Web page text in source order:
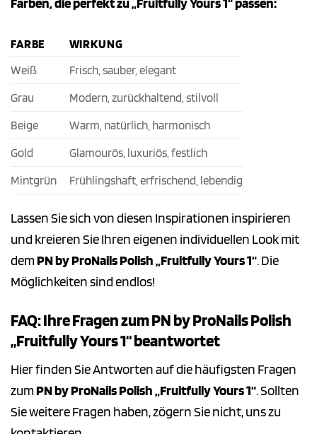
FARBE
WIRKUNG
Weiß
Frisch, sauber, elegant
Grau
Modern, zurückhaltend, stilvoll
Beige
Warm, natürlich, harmonisch
Gold
Glamourös, luxuriös, festlich
Mintgrün
Frühlingshaft, erfrischend, lebendig
Lassen Sie sich von diesen Inspirationen inspirieren
und kreieren Sie Ihren eigenen individuellen Look mit
demPN by ProNails Polish „Fruitfully Yours 1“. Die
Möglichkeiten sind endlos!
FAQ: Ihre Fragen zum PN by ProNails Polish
„Fruitfully Yours 1“ beantwortet
Hier finden Sie Antworten auf die häufigsten Fragen
zumPN by ProNails Polish „Fruitfully Yours 1“. Sollten
Sie weitere Fragen haben, zögern Sie nicht, uns zu